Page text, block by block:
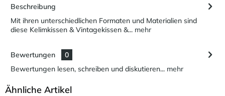
Beschreibung
Mit ihren unterschiedlichen Formaten und Materialien sind
diese Kelimkissen & Vintagekissen &... mehr
Bewertungen
0
Bewertungen lesen, schreiben und diskutieren... mehr
Ähnliche Artikel